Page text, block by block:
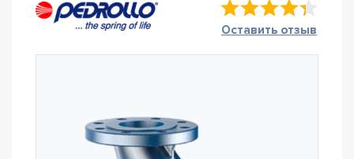
Оставить отзыв